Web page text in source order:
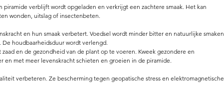
verblijft wordt opgeladen en verkrijgt een zachtere smaak. Het kan
wonden, uitslag of insectenbeten.
en hun smaak verbetert. Voedsel wordt minder bitter en natuurlijke smaken
houdbaarheidsduur wordt verlengd.
en de gezondheid van de plant op te voeren. Kweek gezondere en
met meer levenskracht schieten en groeien in de piramide.
verbeteren. Ze bescherming tegen geopatische stress en elektromagnetische